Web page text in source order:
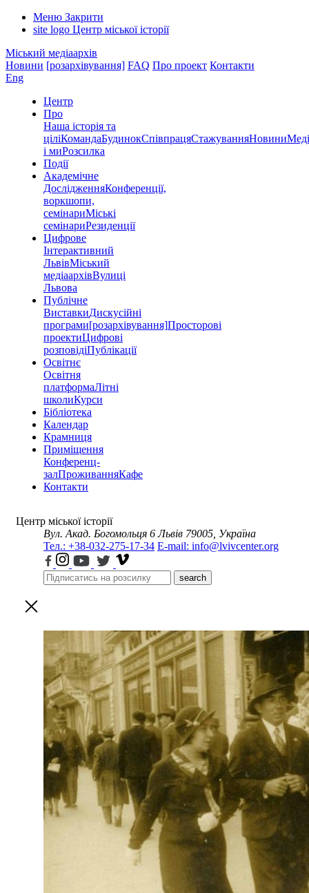
Меню Закрити
site logo Центр міської історії
Міський медіаархів
Новини [розархівування] FAQ Про проект Контакти
Eng
Центр
Про
Наша історія та
ціліКомандаБудинокСпівпрацяСтажуванняНовини
і миРозсилка
Події
Академічне
ДослідженняКонференції,
воркшопи,
семінариМіські
семінариРезиденції
Цифрове
Інтерактивний
ЛьвівМіський
медіаархівВулиці
Львова
Публічне
ВиставкиДискусійні
програми[розархівування]Просторові
проектиЦифрові
розповідіПублікації
Освітнє
Освітня
платформаЛітні
школиКурси
Бібліотека
Календар
Крамниця
Приміщення
Конференц-
залПроживанняКафе
Контакти
Центр міської історії
Вул. Акад. Богомольця 6 Львів 79005, Україна
Тел.: +38-032-275-17-34 E-mail: info@lvivcenter.org
search